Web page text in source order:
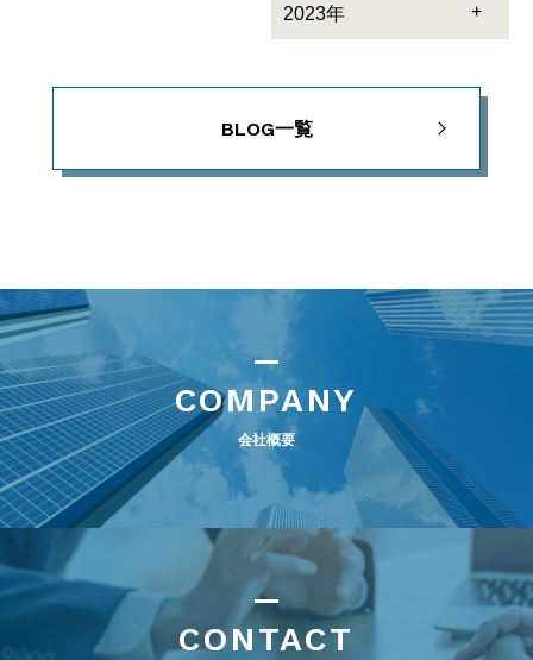
2023年
BLOG一覧
COMPANY
会社概要
CONTACT